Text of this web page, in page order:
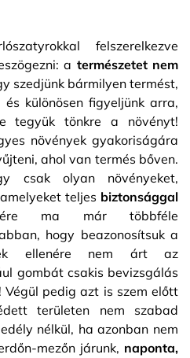
felszerelkezve
a természetet nem
szedjünk bármilyen termést,
különösen figyeljünk arra,
tegyük tönkre a növényt!
növények gyakoriságára
ahol van termés bőven.
csak olyan növényeket,
teljes biztonsággal
ma már többféle
hogy beazonosítsuk a
ellenére nem árt az
gombát csakis bevizsgálás
pedig azt is szem előtt
területen nem szabad
nélkül, ha azonban nem
mezőn járunk, naponta,